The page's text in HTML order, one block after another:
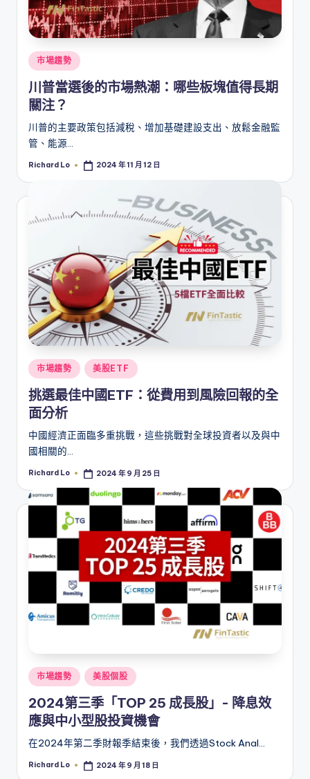
Posted
in
市場趨勢
川普當選後的市場熱潮：哪些板塊值得長期
關注？
川普的主要政策包括減稅、增加基礎建設支出、放鬆金融監
管、能源…
Posted
Richard Lo 2024 年 11 月 12 日
Posted
in
市場趨勢 美股ETF
挑選最佳中國ETF：從費用到風險回報的全
面分析
中國經濟正面臨多重挑戰，這些挑戰對全球投資者以及與中
國相關的…
Posted
Richard Lo 2024 年 9 月 25 日
Posted
市場趨勢 美股個股
2024第三季「TOP 25 成長股」- 降息效
應與中小型股投資機會
在2024年第二季財報季結束後，我們透過Stock Anal…
Posted
Richard Lo 2024 年 9 月 18 日